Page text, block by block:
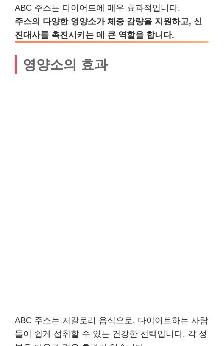
ABC 주스는 다이어트에 매우 효과적입니다.
주스의 다양한 영양소가 체중 감량을 지원하고, 신
진대사를 촉진시키는 데 큰 역할을 합니다.
영양소의 효과
ABC 주스는 저칼로리 음식으로, 다이어트하는 사람
들이 쉽게 섭취할 수 있는 건강한 선택입니다. 각 성